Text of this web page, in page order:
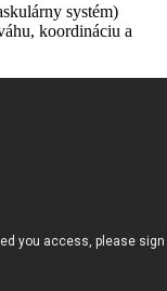
systém)
koordináciu a